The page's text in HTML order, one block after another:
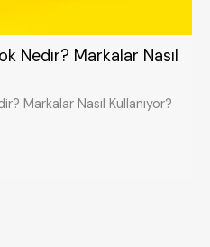
Nedir? Markalar Nasıl
Markalar Nasıl Kullanıyor?